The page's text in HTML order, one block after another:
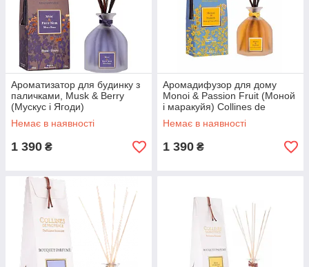
Ароматизатор для будинку з
паличками, Musk & Berry
(Мускус і Ягоди)
аромадифузор Collines de
Provence, 100 мл
Немає в наявності
1 390 ₴
Аромадифузор для дому
Monoi & Passion Fruit (Моной
і маракуйя) Collines de
Provence, 100 мл
Немає в наявності
1 390 ₴